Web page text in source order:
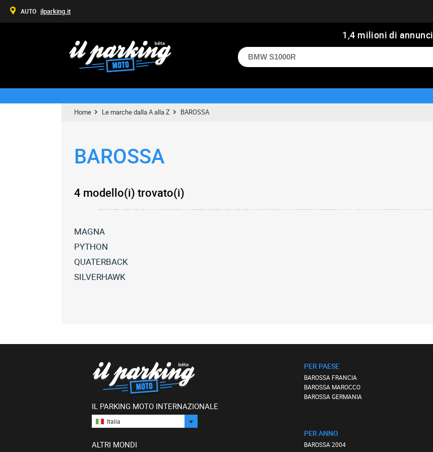
1 ,4 milioni di annunci
Home Le marche dalla A alla Z BAROSSA
BAROSSA
4 modello(i) trovato(i)
MAGNA
Tutte
barossa
magna
PYTHON
Tutte
barossa
QUATERBACK
Tutte
SILVERHAWK
IL PARKING MOTO INTERNAZIONALE
Italia
ALTRI MONDI
PER PAESE
BAROSSA FRANCIA
BAROSSA MAROCCO
BAROSSA GERMANIA
PER ANNO
BAROSSA 2004
AUTO ilparking.it